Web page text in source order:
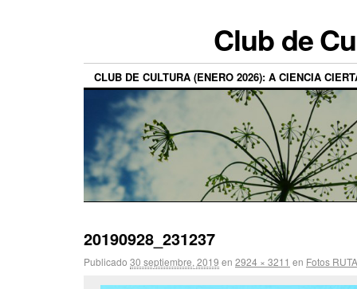
Club de
CLUB DE CULTURA (ENERO 2026): A CIENCIA
20190928_231237
Publicado 30 septiembre, 2019 en 2924 × 3211 en Fotos